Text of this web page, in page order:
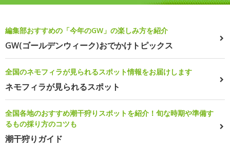
編集部おすすめの「今年のGW」の楽しみ方を紹介
GW(ゴールデンウィーク)おでかけトピックス
全国のネモフィラが見られるスポット情報をお届けします
ネモフィラが見られるスポット
全国各地のおすすめ潮干狩りスポットを紹介！旬な時期や準備す
るもの採り方のコツも
潮干狩りガイド